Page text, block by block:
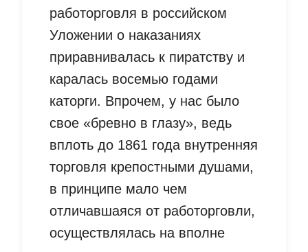
работорговля в российском
Уложении о наказаниях
приравнивалась к пиратству и
каралась восемью годами
каторги. Впрочем, у нас было
свое «бревно в глазу», ведь
вплоть до 1861 года внутренняя
торговля крепостными душами,
в принципе мало чем
отличавшаяся от работорговли,
осуществлялась на вполне